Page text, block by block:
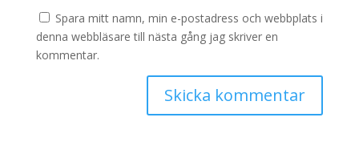
Spara mitt namn, min e-postadress och webbplats i
denna webbläsare till nästa gång jag skriver en
kommentar.